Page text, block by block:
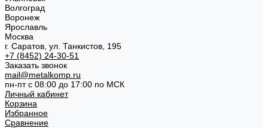
Волгоград
Воронеж
Ярославль
Москва
г. Саратов, ул. Танкистов, 195
+7 (8452) 24-30-51
Заказать звонок
mail@metalkomp.ru
пн-пт с 08:00 до 17:00 по МСК
Личный кабинет
Корзина
Избранное
Сравнение